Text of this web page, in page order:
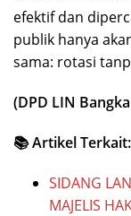
efektif dan
publik hanya
sama: rotasi
(DPD LIN
📚 Artikel Terkait:
SIDANG
MAJELIS